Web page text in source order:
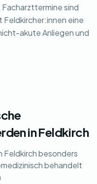
sind
eine
akute Anliegen und
in Feldkirch
besonders
behandelt